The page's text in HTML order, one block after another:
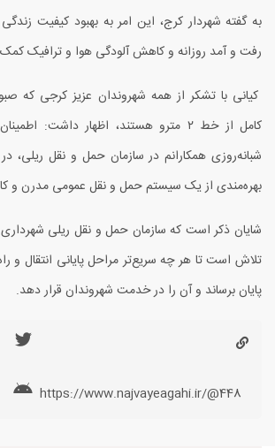
به گفته شهردار کرج، این امر به بهبود کیفیت
رفت و آمد روزانه و کاهش آلودگی هوا و ترافیک
کیانی با تشکر از همه شهروندان عزیز کرجی که
کامل از خط ۲ مترو هستند، اظهار داشت:
شبانه‌روزی همکارانم در سازمان حمل و نقل ریلی،
بهره‌مندی از یک سیستم حمل و نقل عمومی مدرن و
شایان ذکر است که سازمان حمل و نقل ریلی
تلاش است تا هر چه سریع‌تر مراحل پایانی انتقال و
پایان برساند و آن را در خدمت شهروندان قرار دهد.
https://www.najvayeagahi.ir/@448